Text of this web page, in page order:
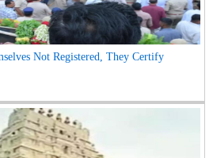
Not Registered, They Certify